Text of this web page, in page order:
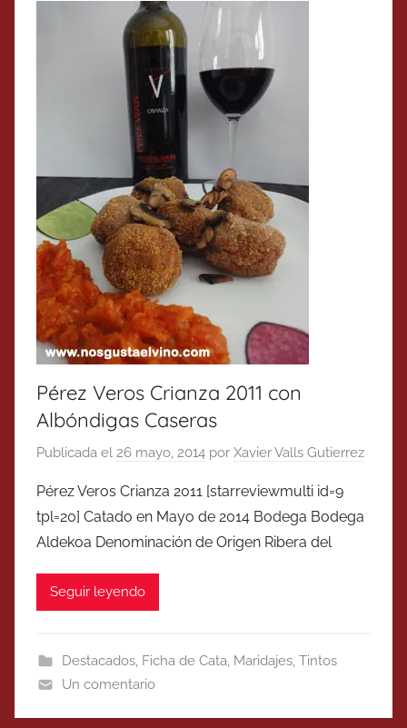
Pérez Veros Crianza 2011 con
Albóndigas Caseras
Publicada el 26 mayo, 2014 por Xavier Valls Gutierrez
Pérez Veros Crianza 2011 [starreviewmulti id=9
tpl=20] Catado en Mayo de 2014 Bodega Bodega
Aldekoa Denominación de Origen Ribera del
Seguir leyendo
Destacados, Ficha de Cata, Maridajes, Tintos
Un comentario